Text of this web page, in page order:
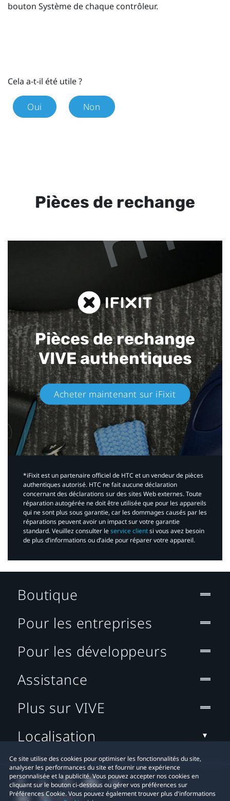
bouton Systèmede chaque contrôleur.
Cela a-t-il été utile ?
Oui Non
Pièces de rechange
Pièces de rechange
VIVE authentiques​
Acheter maintenant sur iFixit​
*iFixit est un partenaire officiel de HTC et un vendeur de pièces
authentiques autorisé. HTC ne fait aucune déclaration
concernant des déclarations sur des sites Web externes. Toute
réparation autogérée ne doit être utilisée que pour les appareils
qui ne sont plus sous garantie, car les dommages causés par les
réparations peuvent avoir un impact sur votre garantie
standard. Veuillez consulter leservice clientsi vous avez besoin
de plus d’informations ou d’aide pour réparer votre appareil.​
Ce site utilise des cookies pour optimiser les fonctionnalités du site,
analyser les performances du site et fournir une expérience
personnalisée et la publicité. Vous pouvez accepter nos cookies en
cliquant sur le bouton ci-dessous ou gérer vos préférences sur
Préférences Cookie. Vous pouvez également trouver plus d'informations
Boutique
Pour les entreprises
Pour les développeurs
Assistance
Plus sur VIVE
Localisation